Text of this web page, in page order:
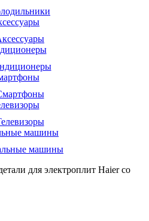
машины
для электроплит Haier со